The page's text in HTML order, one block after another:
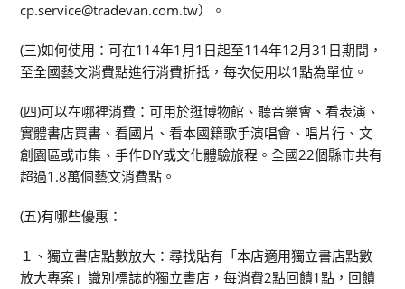
cp.service@tradevan.com.tw）。
(三)如何使用：可在114年1月1日起至114年12月31日期間，
至全國藝文消費點進行消費折抵，每次使用以1點為單位。
(四)可以在哪裡消費：可用於逛博物館、聽音樂會、看表演、
實體書店買書、看國片、看本國籍歌手演唱會、唱片行、文
創園區或市集、手作DIY或文化體驗旅程。全國22個縣市共有
超過1.8萬個藝文消費點。
(五)有哪些優惠：
１、獨立書店點數放大：尋找貼有「本店適用獨立書店點數
放大專案」識別標誌的獨立書店，每消費2點回饋1點，回饋